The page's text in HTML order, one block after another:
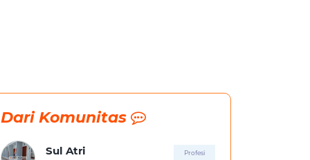
Dari Komunitas
Sul Atri Profesi